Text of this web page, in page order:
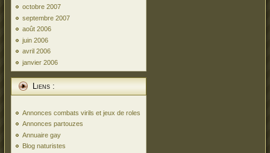
octobre 2007
septembre 2007
août 2006
juin 2006
avril 2006
janvier 2006
Liens :
Annonces combats virils et jeux de roles
Annonces partouzes
Annuaire gay
Blog naturistes